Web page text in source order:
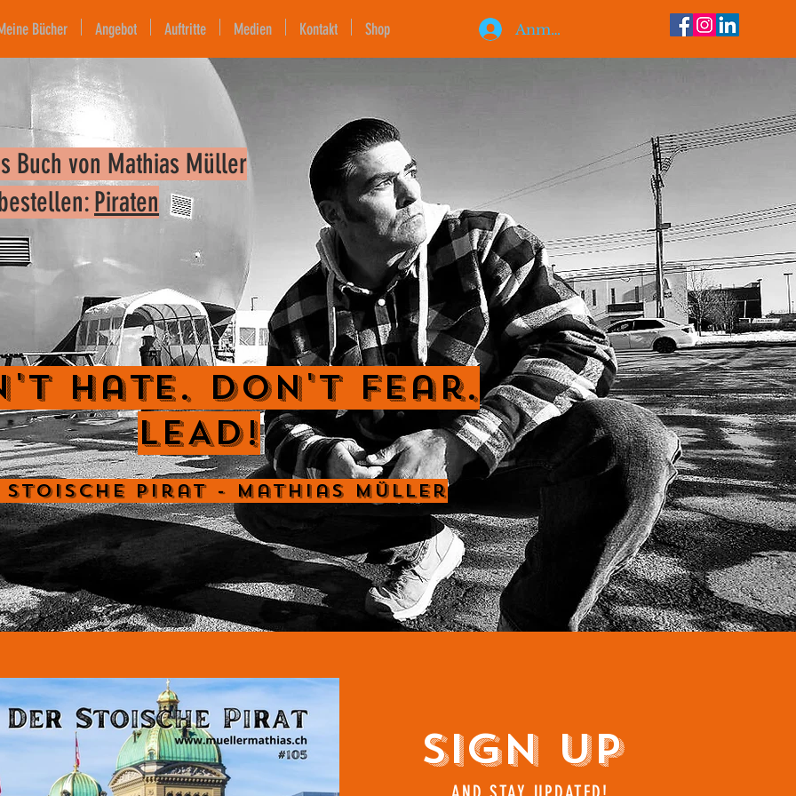
Anmelden
Buch von Mathias Müller
Piraten
Hate. Don't Fear.
LEAD!
Stoische Pirat - Mathias Müller
Sign Up
Bücher Angebot Auftritte Medien Kontakt Shop